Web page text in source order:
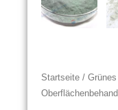
Startseite /